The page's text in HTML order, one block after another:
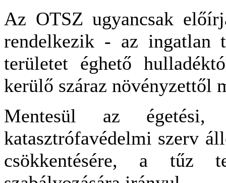
Az OTSZ ugyancsak
rendelkezik - az ingatlan
területet éghető
kerülő száraz növényzettől
Mentesül az
katasztrófavédelmi szerv
csökkentésére, a tűz